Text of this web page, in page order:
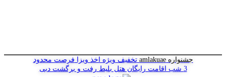
جشنواره amlakuae تخفیف ویژه اخذ ویزا فرصت محدود
3 شب اقامت رایگان هتل
بلیط رفت و برگشت دبی